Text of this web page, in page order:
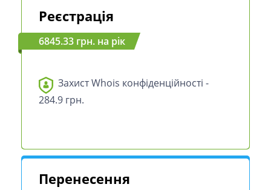
Реєстрація
6845.33 грн. на рік
Захист Whois конфіденційності -
284.9 грн.
Перенесення